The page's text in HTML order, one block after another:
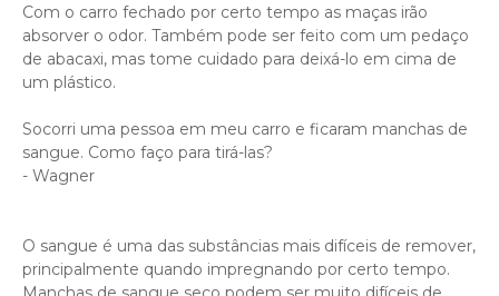
Com o carro fechado por certo tempo as maças irão
absorver o odor. Também pode ser feito com um pedaço
de abacaxi, mas tome cuidado para deixá-lo em cima de
um plástico.
Socorri uma pessoa em meu carro e ficaram manchas de
sangue. Como faço para tirá-las?
- Wagner
O sangue é uma das substâncias mais difíceis de remover,
principalmente quando impregnando por certo tempo.